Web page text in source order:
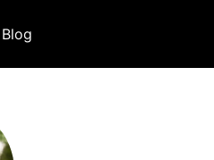
Blog